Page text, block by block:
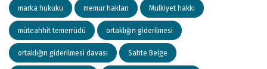
marka hukuku memur hakları Mülkiyet hakkı
müteahhit temerrüdü ortaklığın giderilmesi
ortaklığın giderilmesi davası Sahte Belge